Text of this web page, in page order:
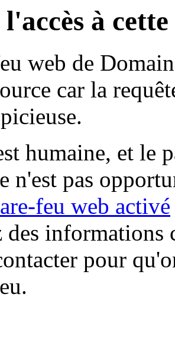
l'accès à
web de
car la
humaine, et le
n'est pas
feu web activé
des informations
pour